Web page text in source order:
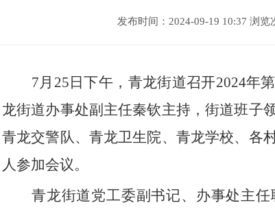
发布时间：2024-09-19 10:37 浏览
7月 25 日下午， 青龙街道召开2024年
龙街道办事处副主任秦钦主持，街道班子
青龙交警队、青龙卫生院、青龙学校、各
人参加会议。
青龙街道党工委副书记、办事处主